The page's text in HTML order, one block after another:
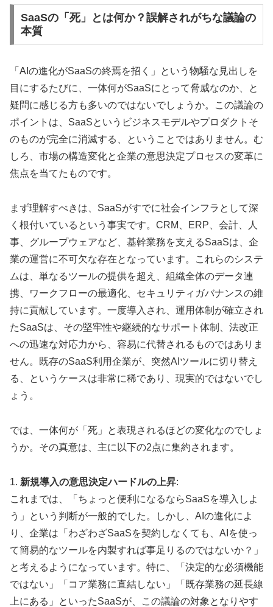
SaaSの「死」とは何か？誤解されがちな議論の
本質
「AIの進化がSaaSの終焉を招く」という物騒な見出しを
目にするたびに、一体何がSaaSにとって脅威なのか、と
疑問に感じる方も多いのではないでしょうか。この議論の
ポイントは、SaaSというビジネスモデルやプロダクトそ
のものが完全に消滅する、ということではありません。む
しろ、市場の構造変化と企業の意思決定プロセスの変革に
焦点を当てたものです。
まず理解すべきは、SaaSがすでに社会インフラとして深
く根付いているという事実です。CRM、ERP、会計、人
事、グループウェアなど、基幹業務を支えるSaaSは、企
業の運営に不可欠な存在となっています。これらのシステ
ムは、単なるツールの提供を超え、組織全体のデータ連
携、ワークフローの最適化、セキュリティガバナンスの維
持に貢献しています。一度導入され、運用体制が確立され
たSaaSは、その堅牢性や継続的なサポート体制、法改正
への迅速な対応力から、容易に代替されるものではありま
せん。既存のSaaS利用企業が、突然AIツールに切り替え
る、というケースは非常に稀であり、現実的ではないでし
ょう。
では、一体何が「死」と表現されるほどの変化なのでしょ
うか。その真意は、主に以下の2点に集約されます。
1. 新規導入の意思決定ハードルの上昇:
これまでは、「ちょっと便利になるならSaaSを導入しよ
う」という判断が一般的でした。しかし、AIの進化によ
り、企業は「わざわざSaaSを契約しなくても、AIを使っ
て簡易的なツールを内製すれば事足りるのではないか？」
と考えるようになっています。特に、「決定的な必須機能
ではない」「コア業務に直結しない」「既存業務の延長線
上にある」といったSaaSが、この議論の対象となりやす